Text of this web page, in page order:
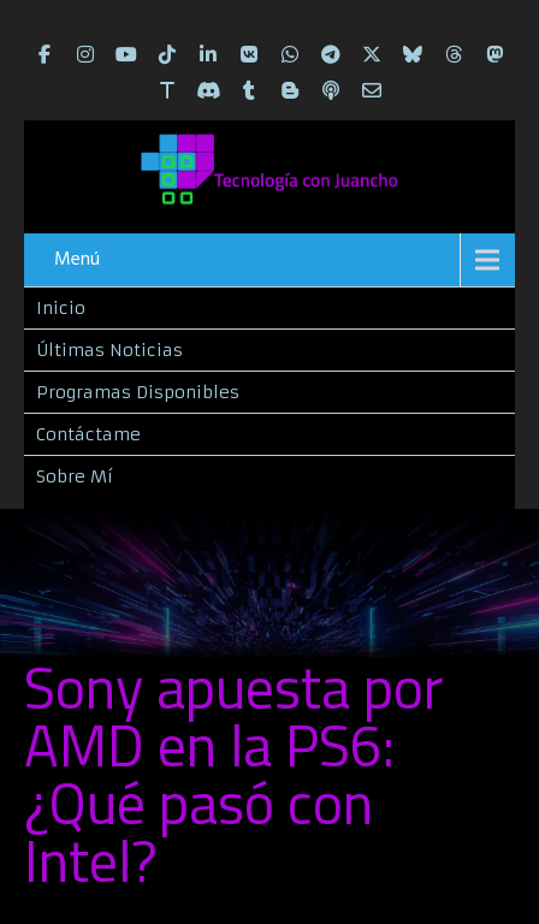
Menú
Inicio
Últimas Noticias
Programas Disponibles
Contáctame
Sobre Mí
Sony apuesta por
AMD en la PS6:
¿Qué pasó con
Intel?